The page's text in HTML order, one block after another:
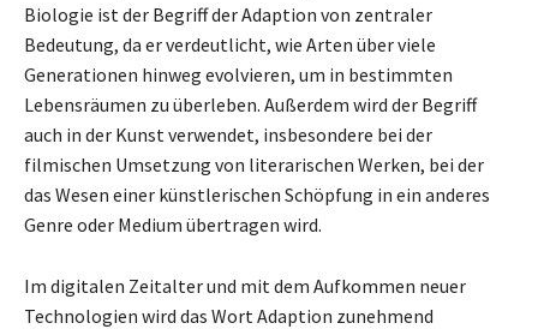
Biologie ist der Begriff der Adaption von zentraler
Bedeutung, da er verdeutlicht, wie Arten über viele
Generationen hinweg evolvieren, um in bestimmten
Lebensräumen zu überleben. Außerdem wird der Begriff
auch in der Kunst verwendet, insbesondere bei der
filmischen Umsetzung von literarischen Werken, bei der
das Wesen einer künstlerischen Schöpfung in ein anderes
Genre oder Medium übertragen wird.
Im digitalen Zeitalter und mit dem Aufkommen neuer
Technologien wird das Wort Adaption zunehmend